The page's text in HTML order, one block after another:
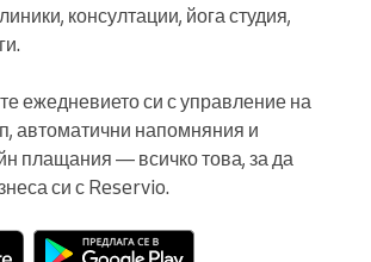
консултации, йога студия,
ежедневието си с управление на
автоматични напомняния и
плащания — всичко това, за да
си с Reservio.